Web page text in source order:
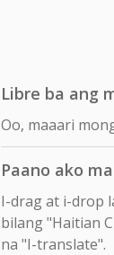
Libre ba ang
Oo, maaari
Paano ako
I-drag at i-drop
bilang "Haitian
na "I-translate".